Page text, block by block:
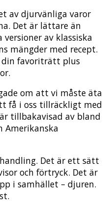
av djurvänliga varor
Det är lättare än
av klassiska
mängder med recept.
din favoriträtt plus
om att vi måste äta
få i oss tillräckligt med
tillbakavisad av bland
Amerikanska
Det är ett sätt
och förtryck. Det är
i samhället – djuren.